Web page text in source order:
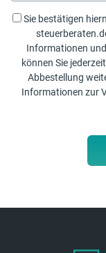
Sie bestätigen
steuerberaten.de
Informationen
können Sie
Abbestellung weiterer Informationen enthalten
Informationen zur